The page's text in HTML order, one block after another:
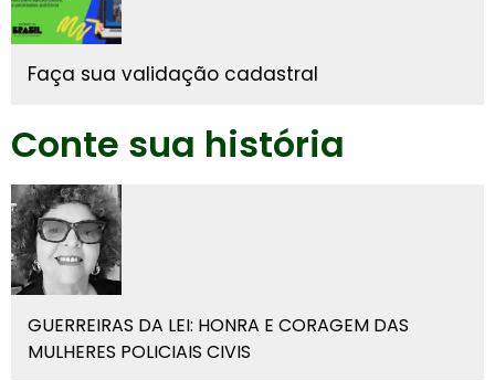
Faça sua validação cadastral
Conte sua história
GUERREIRAS DA LEI: HONRA E CORAGEM DAS
MULHERES POLICIAIS CIVIS